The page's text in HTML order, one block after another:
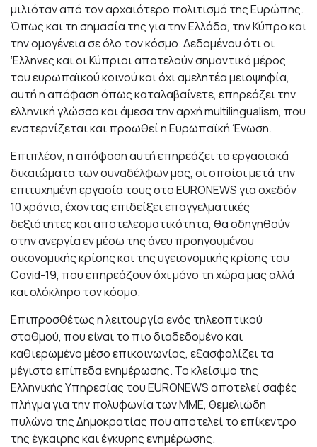
μιλιόταν από τον αρχαιότερο πολιτισμό της Ευρώπης.
Όπως και τη σημασία της για την Ελλάδα, την Κύπρο και
την ομογένεια σε όλο τον κόσμο. Δεδομένου ότι οι
‘Ελληνες και οι Κύπριοι αποτελούν σημαντικό μέρος
του ευρωπαϊκού κοινού και όχι αμελητέα μειοψηφία,
αυτή η απόφαση όπως καταλαβαίνετε, επηρεάζει την
ελληνική γλώσσα και άμεσα την αρχή multilingualism, που
ενστερνίζεται και προωθεί η Ευρωπαϊκή Ένωση.
Επιπλέον, η απόφαση αυτή επηρεάζει τα εργασιακά
δικαιώματα των συναδέλφων μας, οι οποίοι μετά την
επιτυχημένη εργασία τους στο EURONEWS για σχεδόν
10 χρόνια, έχοντας επιδείξει επαγγελματικές
δεξιότητες και αποτελεσματικότητα, θα οδηγηθούν
στην ανεργία εν μέσω της άνευ προηγουμένου
οικονομικής κρίσης και της υγειονομικής κρίσης του
Covid-19, που επηρεάζουν όχι μόνο τη χώρα μας αλλά
και ολόκληρο τον κόσμο.
Επιπροσθέτως η λειτουργία ενός τηλεοπτικού
σταθμού, που είναι το πιο διαδεδομένο και
καθιερωμένο μέσο επικοινωνίας, εξασφαλίζει τα
μέγιστα επίπεδα ενημέρωσης. Το κλείσιμο της
Ελληνικής Υπηρεσίας του EURONEWS αποτελεί σαφές
πλήγμα για την πολυφωνία των ΜΜΕ, θεμελιώδη
πυλώνα της Δημοκρατίας που αποτελεί το επίκεντρο
της έγκαιρης και έγκυρης ενημέρωσης.